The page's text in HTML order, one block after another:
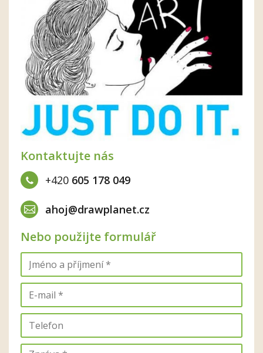
Kontaktujte nás
+420 605 178 049
ahoj@drawplanet.cz
Nebo použijte formulář